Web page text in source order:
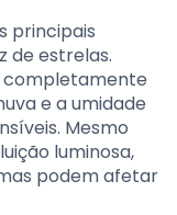
principais
de estrelas.
completamente
e a umidade
Mesmo
luminosa,
podem afetar